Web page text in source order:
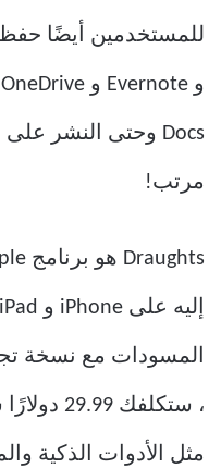
مرتب!
، ستكلفك
مثل الأدوات الذكية